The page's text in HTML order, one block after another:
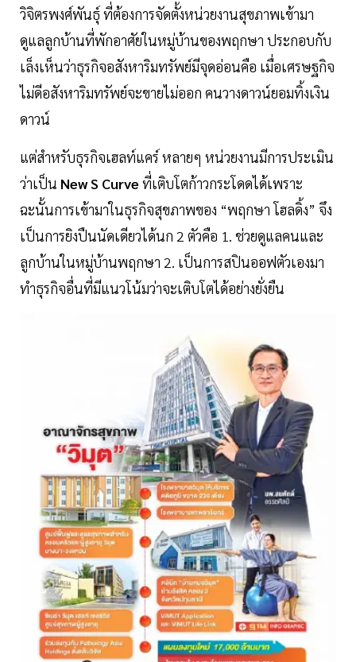
วิจิตรพงศ์พันธุ์ ที่ต้องการจัดตั้งหน่วยงานสุขภาพเข้ามา
ดูแลลูกบ้านที่พักอาศัยในหมู่บ้านของพฤกษา ประกอบกับ
เล็งเห็นว่าธุรกิจอสังหาริมทรัพย์มีจุดอ่อนคือ เมื่อเศรษฐกิจ
ไม่ดีอสังหาริมทรัพย์จะขายไม่ออก คนวางดาวน์ยอมทิ้งเงิน
ดาวน์
แต่สำหรับธุรกิจเฮลท์แคร์ หลายๆ หน่วยงานมีการประเมิน
ว่าเป็น New S Curve ที่เติบโตก้าวกระโดดได้เพราะ
ฉะนั้นการเข้ามาในธุรกิจสุขภาพของ “พฤกษา โฮลดิ้ง” จึง
เป็นการยิงปืนนัดเดียวได้นก 2 ตัวคือ 1. ช่วยดูแลคนและ
ลูกบ้านในหมู่บ้านพฤกษา 2. เป็นการสปินออฟตัวเองมา
ทำธุรกิจอื่นที่มีแนวโน้มว่าจะเติบโตได้อย่างยั่งยืน